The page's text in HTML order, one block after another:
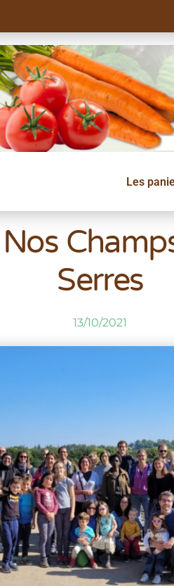
Les
Serres
13/10/2021